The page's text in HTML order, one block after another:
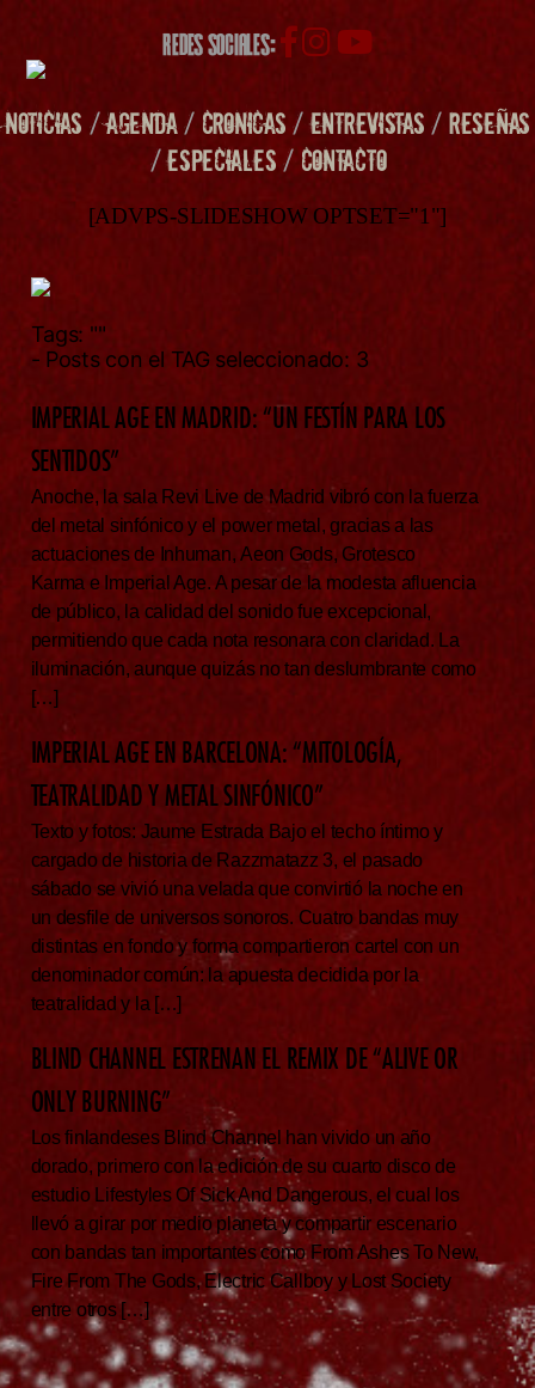
REDES SOCIALES:
NOTICIAS /AGENDA/ CRONICAS/ENTREVISTAS/RESEÑAS
/ESPECIALES/ CONTACTO
[ADVPS-SLIDESHOW OPTSET="1"]
Tags: ""
- Posts con el TAG seleccionado: 3
IMPERIAL AGE EN MADRID: “UN FESTÍN PARA LOS
SENTIDOS”
Anoche, la sala Revi Live de Madrid vibró con la fuerza
del metal sinfónico y el power metal, gracias a las
actuaciones de Inhuman, Aeon Gods, Grotesco
Karma e Imperial Age. A pesar de la modesta afluencia
de público, la calidad del sonido fue excepcional,
permitiendo que cada nota resonara con claridad. La
iluminación, aunque quizás no tan deslumbrante como
[…]
IMPERIAL AGE EN BARCELONA: “MITOLOGÍA,
TEATRALIDAD Y METAL SINFÓNICO”
Texto y fotos: Jaume Estrada Bajo el techo íntimo y
cargado de historia de Razzmatazz 3, el pasado
sábado se vivió una velada que convirtió la noche en
un desfile de universos sonoros. Cuatro bandas muy
distintas en fondo y forma compartieron cartel con un
denominador común: la apuesta decidida por la
teatralidad y la […]
BLIND CHANNEL ESTRENAN EL REMIX DE “ALIVE OR
ONLY BURNING”
Los finlandeses Blind Channel han vivido un año
dorado, primero con la edición de su cuarto disco de
estudio Lifestyles Of Sick And Dangerous, el cual los
llevó a girar por medio planeta y compartir escenario
con bandas tan importantes como From Ashes To New,
Fire From The Gods, Electric Callboy y Lost Society
entre otros […]